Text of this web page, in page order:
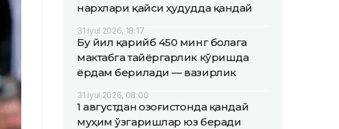
нархлари қайси ҳудудда қандай
31 iyul 2026, 18:17
Бу йил қарийб 450 минг болага
мактабга тайёргарлик кўришда
ёрдам берилади — вазирлик
31 iyul 2026, 08:00
1 августдан Қозоғистонда қандай
муҳим ўзгаришлар юз беради